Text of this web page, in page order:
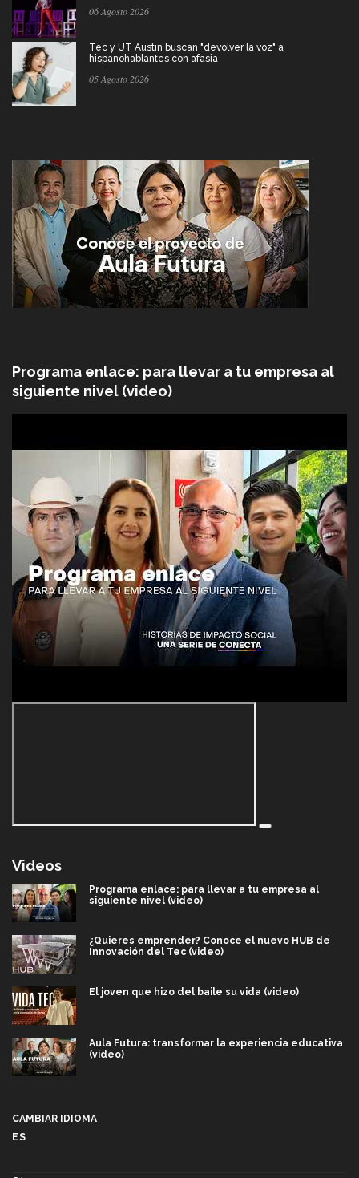
06 Agosto 2026
Tec y UT Austin buscan "devolver la voz" a
hispanohablantes con afasia
05 Agosto 2026
Programa enlace: para llevar a tu empresa al
siguiente nivel (video)
Videos
Programa enlace: para llevar a tu empresa al
siguiente nivel (video)
¿Quieres emprender? Conoce el nuevo HUB de
Innovación del Tec (video)
El joven que hizo del baile su vida (video)
Aula Futura: transformar la experiencia educativa
(video)
CAMBIAR IDIOMA
ES